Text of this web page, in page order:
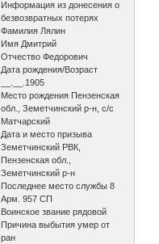
Информация из донесения о
безвозвратных потерях
Фамилия Лялин
Имя Дмитрий
Отчество Федорович
Дата рождения/Возраст
__.__.1905
Место рождения Пензенская
обл., Земетчинский р-н, с/с
Матчарский
Дата и место призыва
Земетчинский РВК,
Пензенская обл.,
Земетчинский р-н
Последнее место службы 8
Арм. 957 СП
Воинское звание рядовой
Причина выбытия умер от
ран